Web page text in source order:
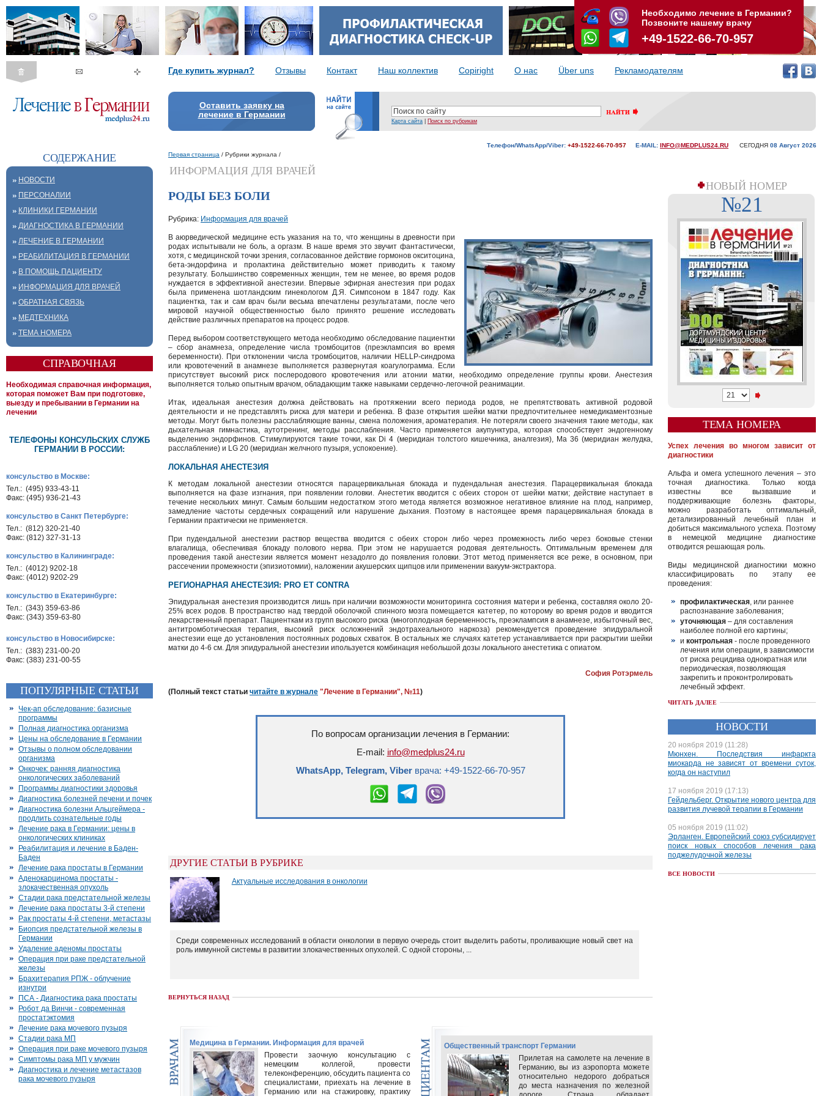
Где купить журнал? Отзывы Контакт Наш коллектив Copiright О нас Über uns Рекламодателям
Оставить заявку на
лечение в Германии
Карта сайта Поиск по рубрикам
Телефон/WhatsApp/Viber: +49-1522-66-70-957 E-MAIL: INFO@MEDPLUS24.RU СЕГОДНЯ 08 Aвгуст 2026
СОДЕРЖАНИЕ
НОВОСТИ
ПЕРСОНАЛИИ
КЛИНИКИ ГЕРМАНИИ
ДИАГНОСТИКА В ГЕРМАНИИ
ЛЕЧЕНИЕ В ГЕРМАНИИ
РЕАБИЛИТАЦИЯ В ГЕРМАНИИ
В ПОМОЩЬ ПАЦИЕНТУ
ИНФОРМАЦИЯ ДЛЯ ВРАЧЕЙ
ОБРАТНАЯ СВЯЗЬ
МЕДТЕХНИКА
ТЕМА НОМЕРА
СПРАВОЧНАЯ
Необходимая справочная информация,
которая поможет Вам при подготовке,
выезду и пребывании в Германии на
лечении
ТЕЛЕФОНЫ КОНСУЛЬСКИХ СЛУЖБ
ГЕРМАНИИ В РОССИИ:
консульство в Москве:
Тел.: (495) 933-43-11
Факс: (495) 936-21-43
консульство в Санкт Петербурге:
Тел.: (812) 320-21-40
Факс: (812) 327-31-13
консульство в Калининграде:
Тел.: (4012) 9202-18
Факс: (4012) 9202-29
консульство в Екатеринбурге:
Тел.: (343) 359-63-86
Факс: (343) 359-63-80
консульство в Новосибирске:
Тел.: (383) 231-00-20
Факс: (383) 231-00-55
ПОПУЛЯРНЫЕ СТАТЬИ
Чек-ап обследование: базисные
программы
Полная диагностика организма
Цены на обследование в Германии
Отзывы о полном обследовании
организма
Онкочек: ранняя диагностика
онкологических заболеваний
Программы диагностики здоровья
Диагностика болезней печени и почек
Диагностика болезни Альцгеймера -
продлить сознательные годы
Лечение рака в Германии: цены в
онкологических клиниках
Реабилитация и лечение в Баден-
Баден
Лечение рака простаты в Германии
Аденокарцинома простаты -
злокачественная опухоль
Стадии рака предстательной железы
Лечение рака простаты 3-й степени
Рак простаты 4-й степени, метастазы
Биопсия предстательной железы в
Германии
Удаление аденомы простаты
Операция при раке предстательной
железы
Брахитерапия РПЖ - облучение
изнутри
ПСА - Диагностика рака простаты
Робот да Винчи - современная
простатэктомия
Лечение рака мочевого пузыря
Стадии рака МП
Операция при раке мочевого пузыря
Симптомы рака МП у мужчин
Диагностика и лечение метастазов
рака мочевого пузыря
Первая страница / Рубрики журнала /
ИНФОРМАЦИЯ ДЛЯ ВРАЧЕЙ
РОДЫ БЕЗ БОЛИ
Рубрика: Информация для врачей
В аюрведической медицине есть указания на то, что женщины в древности при
родах испытывали не боль, а оргазм. В наше время это звучит фантастически,
хотя, с медицинской точки зрения, согласованное действие гормонов окситоцина,
бета-эндорфина и пролактина действительно может приводить к такому
результату. Большинство современных женщин, тем не менее, во время родов
нуждается в эффективной анестезии. Впервые эфирная анестезия при родах
была применена шотландским гинекологом Д.Я. Симпсоном в 1847 году. Как
пациентка, так и сам врач были весьма впечатлены результатами, после чего
мировой научной общественностью было принято решение исследовать
действие различных препаратов на процесс родов.
Перед выбором соответствующего метода необходимо обследование пациентки
– сбор анамнеза, определение числа тромбоцитов (преэклампсия во время
беременности). При отклонении числа тромбоцитов, наличии HELLP-синдрома
или кровотечений в анамнезе выполняется развернутая коагулограмма. Если
присутствует высокий риск послеродового кровотечения или атонии матки, необходимо определение группы крови. Анестезия
выполняется только опытным врачом, обладающим также навыками сердечно-легочной реанимации.
Итак, идеальная анестезия должна действовать на протяжении всего периода родов, не препятствовать активной родовой
деятельности и не представлять риска для матери и ребенка. В фазе открытия шейки матки предпочтительнее немедикаментозные
методы. Могут быть полезны расслабляющие ванны, смена положения, ароматерапия. Не потеряли своего значения такие методы, как
дыхательная гимнастика, аутотренинг, методы расслабления. Часто применяется акупунктура, которая способствует эндогенному
выделению эндорфинов. Стимулируются такие точки, как Di 4 (меридиан толстого кишечника, аналгезия), Ma 36 (меридиан желудка,
расслабление) и LG 20 (меридиан желчного пузыря, успокоение).
ЛОКАЛЬНАЯ АНЕСТЕЗИЯ
К методам локальной анестезии относятся парацервикальная блокада и пудендальная анестезия. Парацервикальная блокада
выполняется на фазе изгнания, при появлении головки. Анестетик вводится с обеих сторон от шейки матки; действие наступает в
течение нескольких минут. Самым большим недостатком этого метода является возможное негативное влияние на плод, например,
замедление частоты сердечных сокращений или нарушение дыхания. Поэтому в настоящее время парацервикальная блокада в
Германии практически не применяется.
При пудендальной анестезии раствор вещества вводится с обеих сторон либо через промежность либо через боковые стенки
влагалища, обеспечивая блокаду полового нерва. При этом не нарушается родовая деятельность. Оптимальным временем для
проведения такой анестезии является момент незадолго до появления головки. Этот метод применяется все реже, в основном, при
рассечении промежности (эпизиотомии), наложении акушерских щипцов или применении вакуум-экстрактора.
РЕГИОНАРНАЯ АНЕСТЕЗИЯ: PRO ET CONTRA
Эпидуральная анестезия производится лишь при наличии возможности мониторинга состояния матери и ребенка, составляя около 20-
25% всех родов. В пространство над твердой оболочкой спинного мозга помещается катетер, по которому во время родов и вводится
лекарственный препарат. Пациенткам из групп высокого риска (многоплодная беременность, преэклампсия в анамнезе, избыточный вес,
антитромботическая терапия, высокий риск осложнений эндотрахеального наркоза) рекомендуется проведение эпидуральной
анестезии еще до установления постоянных родовых схваток. В остальных же случаях катетер устанавливается при раскрытии шейки
матки до 4-6 см. Для эпидуральной анестезии ипользуется комбинация небольшой дозы локального анестетика с опиатом.
София Ротэрмель
(Полный текст статьи читайте в журнале "Лечение в Германии", №11)
По вопросам организации лечения в Германии:
E-mail: info@medplus24.ru
WhatsApp, Telegram, Viberврача: +49-1522-66-70-957
ДРУГИЕ СТАТЬИ В РУБРИКЕ
Актуальные исследования в онкологии
Среди современных исследований в области онкологии в первую очередь стоит выделить работы, проливающие новый свет на
роль иммунной системы в развитии злокачественных опухолей. С одной стороны, ...
ВЕРНУТЬСЯ НАЗАД
Медицина в Германии. Информация для врачей
Провести заочную консультацию с
немецким коллегой, провести
телеконференцию, обсудить пациента со
специалистами, приехать на лечение в
Германию или на стажировку, практику
Общественный транспорт Германии
Прилетая на самолете на лечение в
Германию, вы из аэропорта можете
относительно недорого добраться
до места назначения по железной
НОВЫЙ НОМЕР
№21
ТЕМА НОМЕРА
Успех лечения во многом зависит от
диагностики
Альфа и омега успешного лечения – это
точная диагностика. Только когда
известны все вызвавшие и
поддерживающие болезнь факторы,
можно разработать оптимальный,
детализированный лечебный план и
добиться максимального успеха. Поэтому
в немецкой медицине диагностике
отводится решающая роль.
Виды медицинской диагностики можно
классифицировать по этапу ее
проведения:
профилактическая, или раннее
распознавание заболевания;
уточняющая – для составления
наиболее полной его картины;
и контрольная - после проведенного
лечения или операции, в зависимости
от риска рецидива однократная или
периодическая, позволяющая
закрепить и проконтролировать
лечебный эффект.
ЧИТАТЬ ДАЛЕЕ
НОВОСТИ
20 ноября 2019 (11:28)
Мюнхен. Последствия инфаркта
миокарда не зависят от времени суток,
когда он наступил
17 ноября 2019 (17:13)
Гейдельберг. Открытие нового центра для
развития лучевой терапии в Германии
05 ноября 2019 (11:02)
Эрланген. Европейский союз субсидирует
поиск новых способов лечения рака
поджелудочной железы
ВСЕ НОВОСТИ
Необходимо лечение в Германии?
Позвоните нашему врачу
+49-1522-66-70-957